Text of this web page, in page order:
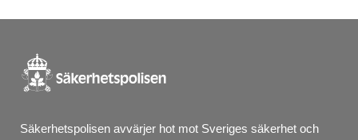
Säkerhetspolisen avvärjer hot mot Sveriges säkerhet och